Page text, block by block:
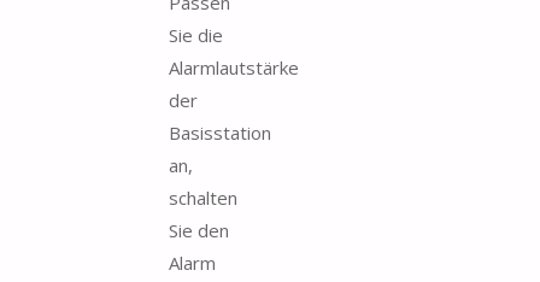
Sie die
Alarmlautstärke
der
Basisstation
an,
schalten
Sie den
Alarm